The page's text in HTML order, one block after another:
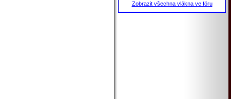
Zobrazit všechna vlákna ve fóru